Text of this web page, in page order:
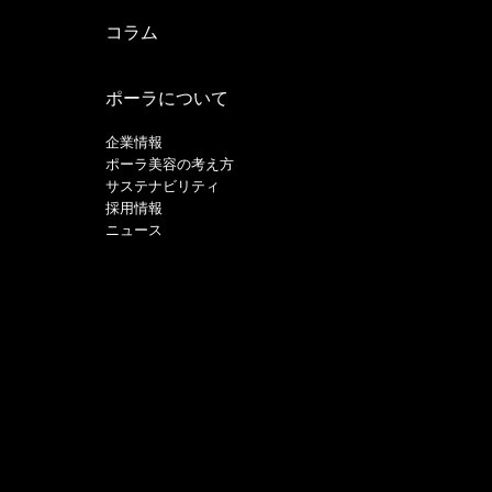
コラム
ポーラについて
企業情報
ポーラ美容の考え方
サステナビリティ
採用情報
ニュース